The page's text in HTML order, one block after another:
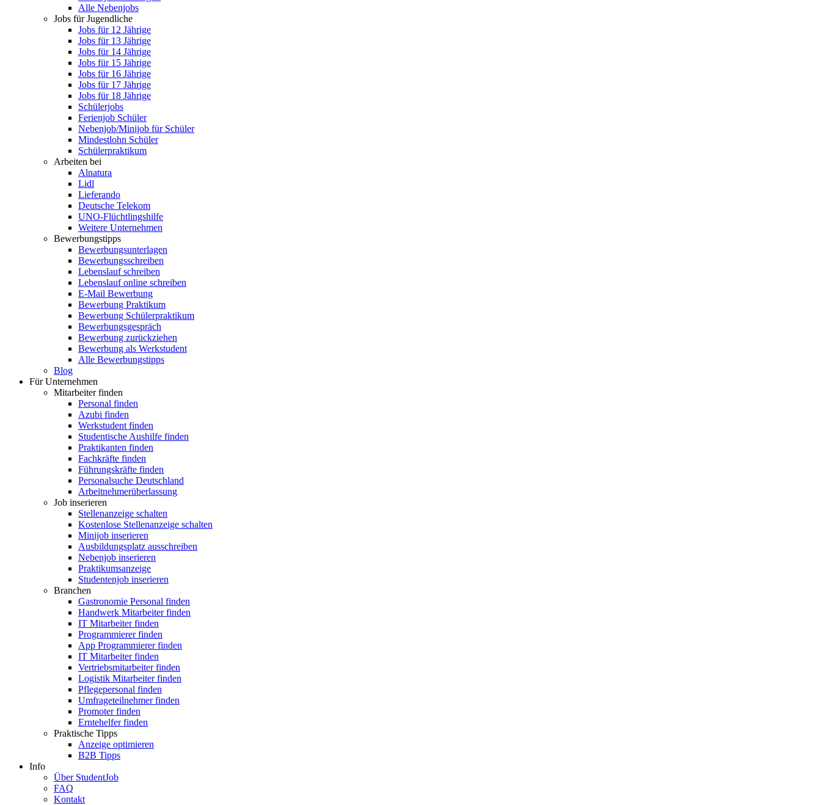
Alle Nebenjobs
Jobs für Jugendliche
Jobs für 12 Jährige
Jobs für 13 Jährige
Jobs für 14 Jährige
Jobs für 15 Jährige
Jobs für 16 Jährige
Jobs für 17 Jährige
Jobs für 18 Jährige
Schülerjobs
Ferienjob Schüler
Nebenjob/Minijob für Schüler
Mindestlohn Schüler
Schülerpraktikum
Arbeiten bei
Alnatura
Lidl
Lieferando
Deutsche Telekom
UNO-Flüchtlingshilfe
Weitere Unternehmen
Bewerbungstipps
Bewerbungsunterlagen
Bewerbungsschreiben
Lebenslauf schreiben
Lebenslauf online schreiben
E-Mail Bewerbung
Bewerbung Praktikum
Bewerbung Schülerpraktikum
Bewerbungsgespräch
Bewerbung zurückziehen
Bewerbung als Werkstudent
Alle Bewerbungstipps
Blog
Für Unternehmen
Mitarbeiter finden
Personal finden
Azubi finden
Werkstudent finden
Studentische Aushilfe finden
Praktikanten finden
Fachkräfte finden
Führungskräfte finden
Personalsuche Deutschland
Arbeitnehmerüberlassung
Job inserieren
Stellenanzeige schalten
Kostenlose Stellenanzeige schalten
Minijob inserieren
Ausbildungsplatz ausschreiben
Nebenjob inserieren
Praktikumsanzeige
Studentenjob inserieren
Branchen
Gastronomie Personal finden
Handwerk Mitarbeiter finden
IT Mitarbeiter finden
Programmierer finden
App Programmierer finden
IT Mitarbeiter finden
Vertriebsmitarbeiter finden
Logistik Mitarbeiter finden
Pflegepersonal finden
Umfrageteilnehmer finden
Promoter finden
Erntehelfer finden
Praktische Tipps
Anzeige optimieren
B2B Tipps
Info
Über StudentJob
FAQ
Kontakt